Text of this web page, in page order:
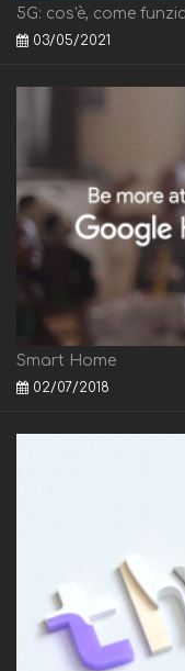
5G: cos'è, come
03/05/2021
Smart Home
02/07/2018